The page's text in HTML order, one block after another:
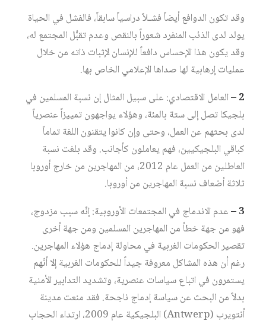
وقد تكون الدوافع أيضاً فشـلاً دراسياً سابقاً، فالفشل في الحياة
يولد لدى الذئب المنفرد شعوراً بالنقص وعدم تقبُّل المجتمع له،
وقد يكون هذا الإحساس دافعاً للإنسان لإثبات ذاته من خلال
عمليات إرهابية لها صداها الإعلامي الخاص بها.
2 –
العامل الاقتصادي: على سبيل المثال إن نسبة المسلمين في
بلجيكا تصل إلى ستة بالمئة، وهؤلاء يواجهون تمييزاً عنصرياً
لدى بحثهم عن العمل، وحتى وإن كانوا يتقنون اللغة تماماً
كباقي البلجيكيين، فهم يعاملون كأجانب. وقد بلغت نسبة
العاطلين من العمل عام 2012، من المهاجرين من خارج أوروبا
ثلاثة أضعاف نسبة المهاجرين من أوروبا.
3 –
عدم الاندماج في المجتمعات الأوروبية: إنّه سبب مزدوج،
فهو من جهة خطأ من المهاجرين المسلمين ومن جهة أخرى
تقصير الحكومات الغربية في محاولة إدماج هؤلاء المهاجرين.
رغم أن هذه المشاكل معروفة جيداً للحكومات الغربية إلا أنّهم
يستمرون في اتباع سياسات عنصرية، وتشديد التدابير الأمنية
بدلاً من البحث عن سياسة إدماج ناجحة. فقد منعت مدينة
أنتويرب (Antwerp) البلجيكية عام 2009، ارتداء الحجاب